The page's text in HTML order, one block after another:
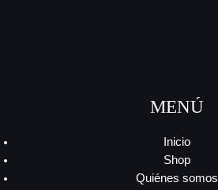
MENÚ
Inicio
Shop
Quiénes somos